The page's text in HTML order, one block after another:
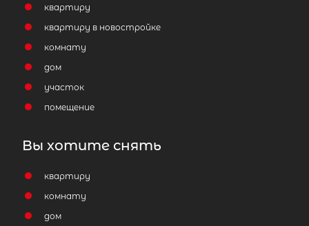
квартиру
квартиру в новостройке
комнату
дом
участок
помещение
Вы хотите снять
квартиру
комнату
дом